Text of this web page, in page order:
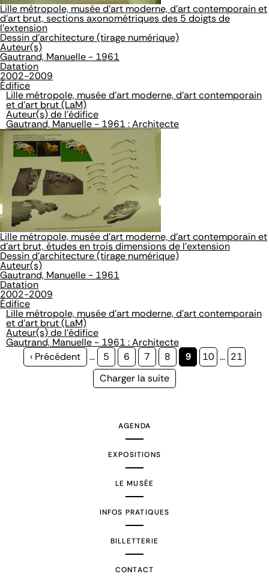
Lille métropole, musée d'art moderne, d'art contemporain et
d'art brut, sections axonométriques des 5 doigts de
l'extension
Dessin d'architecture (tirage numérique)
Auteur(s)
Gautrand, Manuelle - 1961
Datation
2002-2009
Édifice
Lille métropole, musée d'art moderne, d'art contemporain
et d'art brut (LaM)
Auteur(s) de l'édifice
Gautrand, Manuelle - 1961 : Architecte
Lille métropole, musée d'art moderne, d'art contemporain et
d'art brut, études en trois dimensions de l'extension
Dessin d'architecture (tirage numérique)
Auteur(s)
Gautrand, Manuelle - 1961
Datation
2002-2009
Édifice
Lille métropole, musée d'art moderne, d'art contemporain
et d'art brut (LaM)
Auteur(s) de l'édifice
Gautrand, Manuelle - 1961 : Architecte
Page
‹ Précédent … Page
5 Page
6 Page
7 Page
8
Page
9 Page
10 … Page
21
Page
Charger la suite
AGENDA
EXPOSITIONS
LE MUSÉE
INFOS PRATIQUES
BILLETTERIE
CONTACT